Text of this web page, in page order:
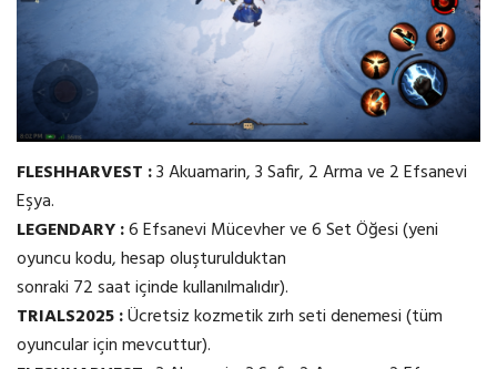
FLESHHARVEST :3 Akuamarin, 3 Safir, 2 Arma ve 2 Efsanevi
Eşya.
LEGENDARY :6 Efsanevi Mücevher ve 6 Set Öğesi (yeni
oyuncu kodu, hesap oluşturulduktan
sonraki 72 saat içinde kullanılmalıdır).
TRIALS2025 :Ücretsiz kozmetik zırh seti denemesi (tüm
oyuncular için mevcuttur).